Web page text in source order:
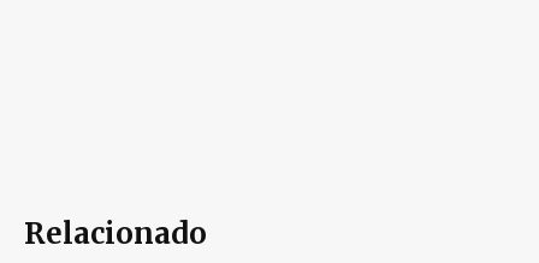
Relacionado